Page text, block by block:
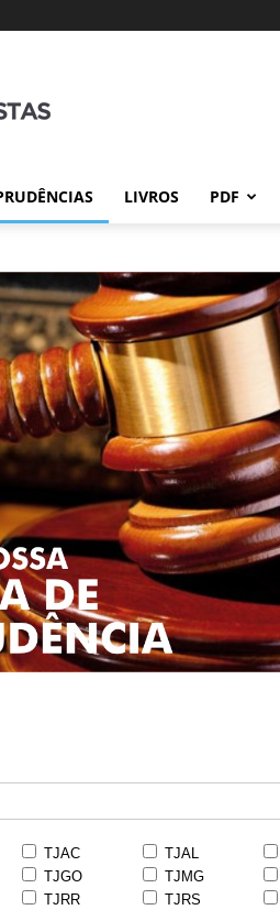
LIVROS PDF
TJAC TJAL
TJGO TJMG
TJRR TJRS